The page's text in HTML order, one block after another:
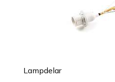
Lampdelar